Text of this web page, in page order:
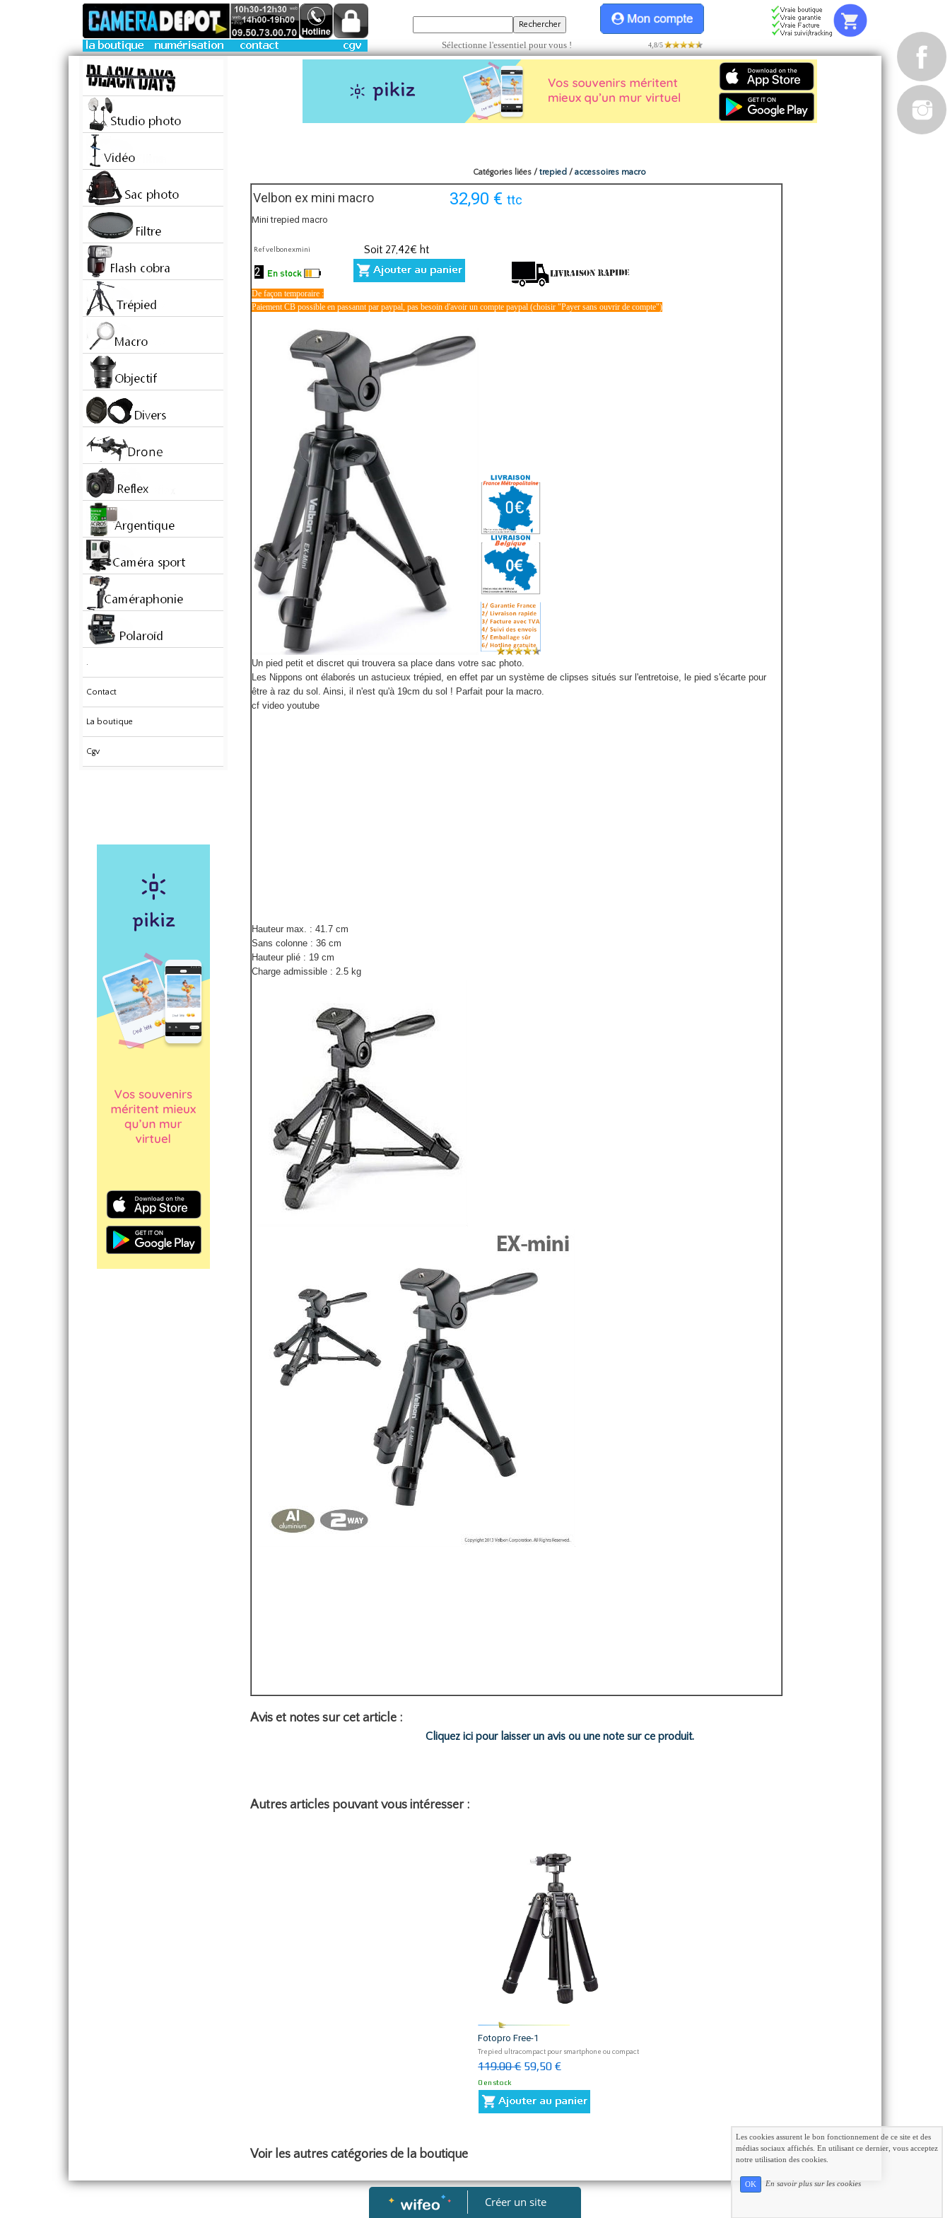
Sélectionne l'essentiel pour vous ! 4,8/5
.
Contact
La boutique
Cgv
Catégories liées /trepied /accessoires macro
Velbon ex mini macro 32,90 € ttc
Mini trepied macro
Ref velbonexmini Soit 27,42€ ht
2
De façon temporaire :
Paiement CB possible en passannt par paypal, pas besoin d'avoir un compte paypal (choisir "Payer sans ouvrir de compte")
Un pied petit et discret qui trouvera sa place dans votre sac photo.
Les Nippons ont élaborés un astucieux trépied, en effet par un système de clipses situés sur l'entretoise, le pied s'écarte pour
être à raz du sol. Ainsi, il n'est qu'à 19cm du sol ! Parfait pour la macro.
cf video youtube
Hauteur max. : 41.7 cm
Sans colonne : 36 cm
Hauteur plié : 19 cm
Charge admissible : 2.5 kg
Avis et notes sur cet article :
Cliquez ici pour laisser un avis ou une note sur ce produit.
Autres articles pouvant vous intéresser :
Fotopro Free-1
Trepied ultracompact pour smartphone ou compact
119.00 €59,50 €
0 en stock
Voir les autres catégories de la boutique
Créer un site
Les cookies assurent le bon fonctionnement de ce site et des
médias sociaux affichés. En utilisant ce dernier, vous acceptez
notre utilisation des cookies.
OK En savoir plus sur les cookies